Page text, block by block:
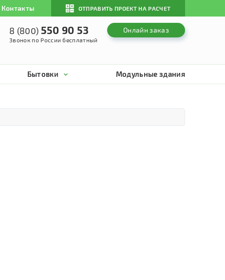
Контакты ОТПРАВИТЬ ПРОЕКТ НА РАСЧЕТ
8 (800) 550 90 53
Звонок по России бесплатный
Онлайн заказ
Бытовки Модульные здания